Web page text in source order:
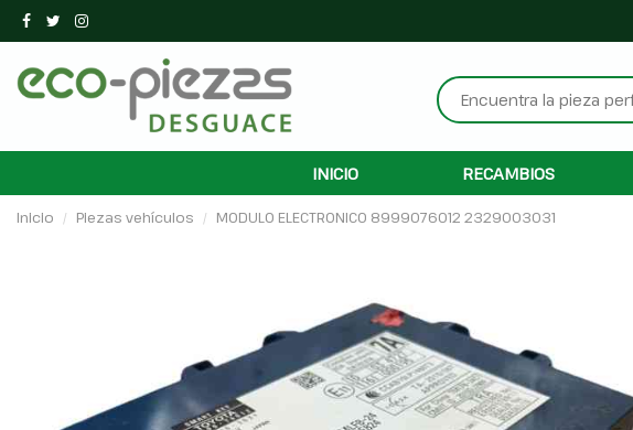
INICIO RECAMBIOS
Inicio Piezas vehículos MODULO ELECTRONICO 8999076012 2329003031